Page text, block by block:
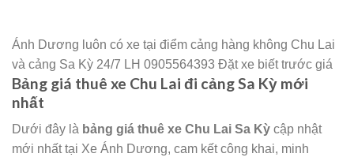
Ánh Dương luôn có xe tại điểm cảng hàng không Chu Lai
và cảng Sa Kỳ 24/7 LH 0905564393 Đặt xe biết trước giá
Bảng giá thuê xe Chu Lai đi cảng Sa Kỳ mới
nhất
Dưới đây là bảng giá thuê xe Chu Lai Sa Kỳ cập nhật
mới nhất tại Xe Ánh Dương, cam kết công khai, minh